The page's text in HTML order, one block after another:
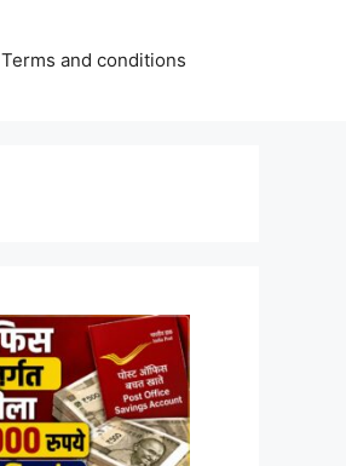
Terms and conditions